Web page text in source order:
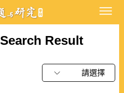
Search Result
請選擇